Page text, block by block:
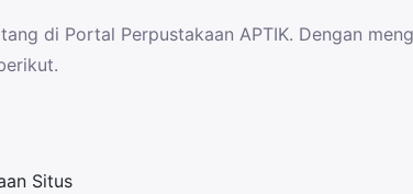
di Portal Perpustakaan APTIK. Dengan
Situs